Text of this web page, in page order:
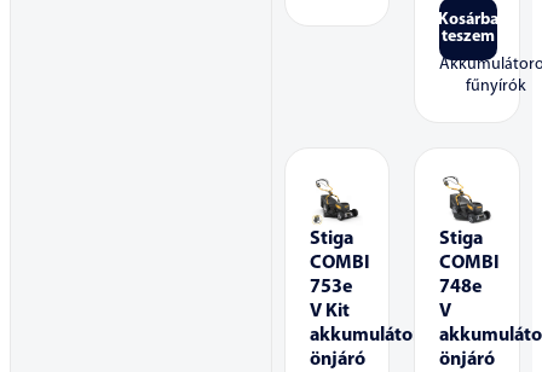
Kosárba
teszem
fűnyírók
Stiga
COMBI
753e
V Kit
akkumulátoros
önjáró
Stiga
COMBI
748e
V
önjáró